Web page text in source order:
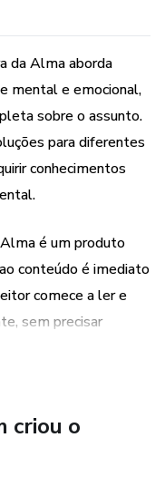
da Alma aborda
mental e emocional,
sobre o assunto.
para diferentes
conhecimentos
é um produto
conteúdo é imediato
comece a ler e
sem precisar
acessado em
e flexibilidade
criou o